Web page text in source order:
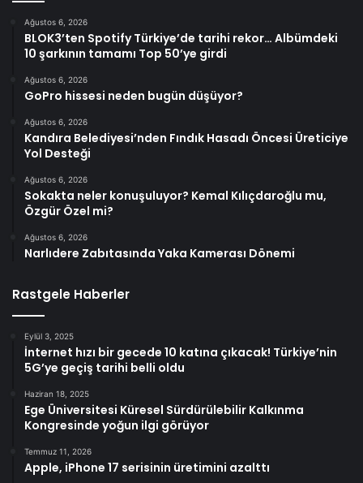
Ağustos 6, 2026
BLOK3’ten Spotify Türkiye’de tarihi rekor… Albümdeki
10 şarkının tamamı Top 50’ye girdi
Ağustos 6, 2026
GoPro hissesi neden bugün düşüyor?
Ağustos 6, 2026
Kandıra Belediyesi’nden Fındık Hasadı Öncesi Üreticiye
Yol Desteği
Ağustos 6, 2026
Sokakta neler konuşuluyor? Kemal Kılıçdaroğlu mu,
Özgür Özel mi?
Ağustos 6, 2026
Narlıdere Zabıtasında Yaka Kamerası Dönemi
Rastgele Haberler
Eylül 3, 2025
İnternet hızı bir gecede 10 katına çıkacak! Türkiye’nin
5G’ye geçiş tarihi belli oldu
Haziran 18, 2025
Ege Üniversitesi Küresel Sürdürülebilir Kalkınma
Kongresinde yoğun ilgi görüyor
Temmuz 11, 2026
Apple, iPhone 17 serisinin üretimini azalttı